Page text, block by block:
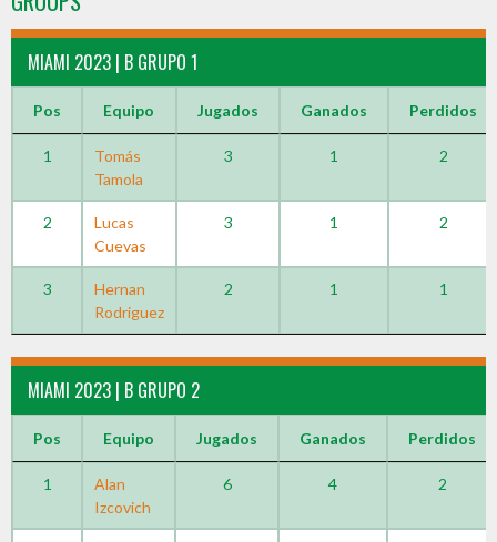
MIAMI 2023 | B GRUPO 1
Pos Equipo Jugados Ganados Perdidos
1
Tomás
Tamola
3 1 2
2
Lucas
Cuevas
3 1 2
3
Hernan
Rodriguez
2 1 1
MIAMI 2023 | B GRUPO 2
Pos Equipo Jugados Ganados Perdidos
1
Alan
Izcovich
6 4 2